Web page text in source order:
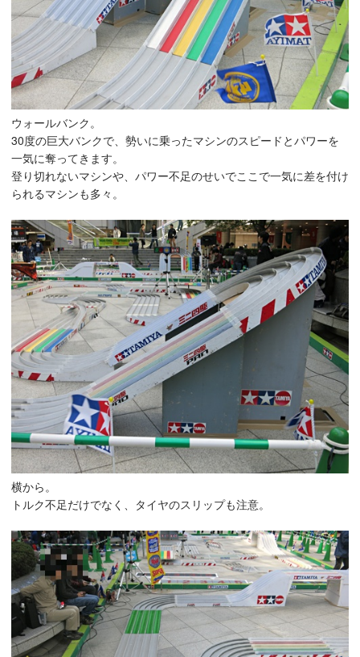
ウォールバンク。
30度の巨大バンクで、勢いに乗ったマシンのスピードとパワーを
一気に奪ってきます。
登り切れないマシンや、パワー不足のせいでここで一気に差を付け
られるマシンも多々。
横から。
トルク不足だけでなく、タイヤのスリップも注意。